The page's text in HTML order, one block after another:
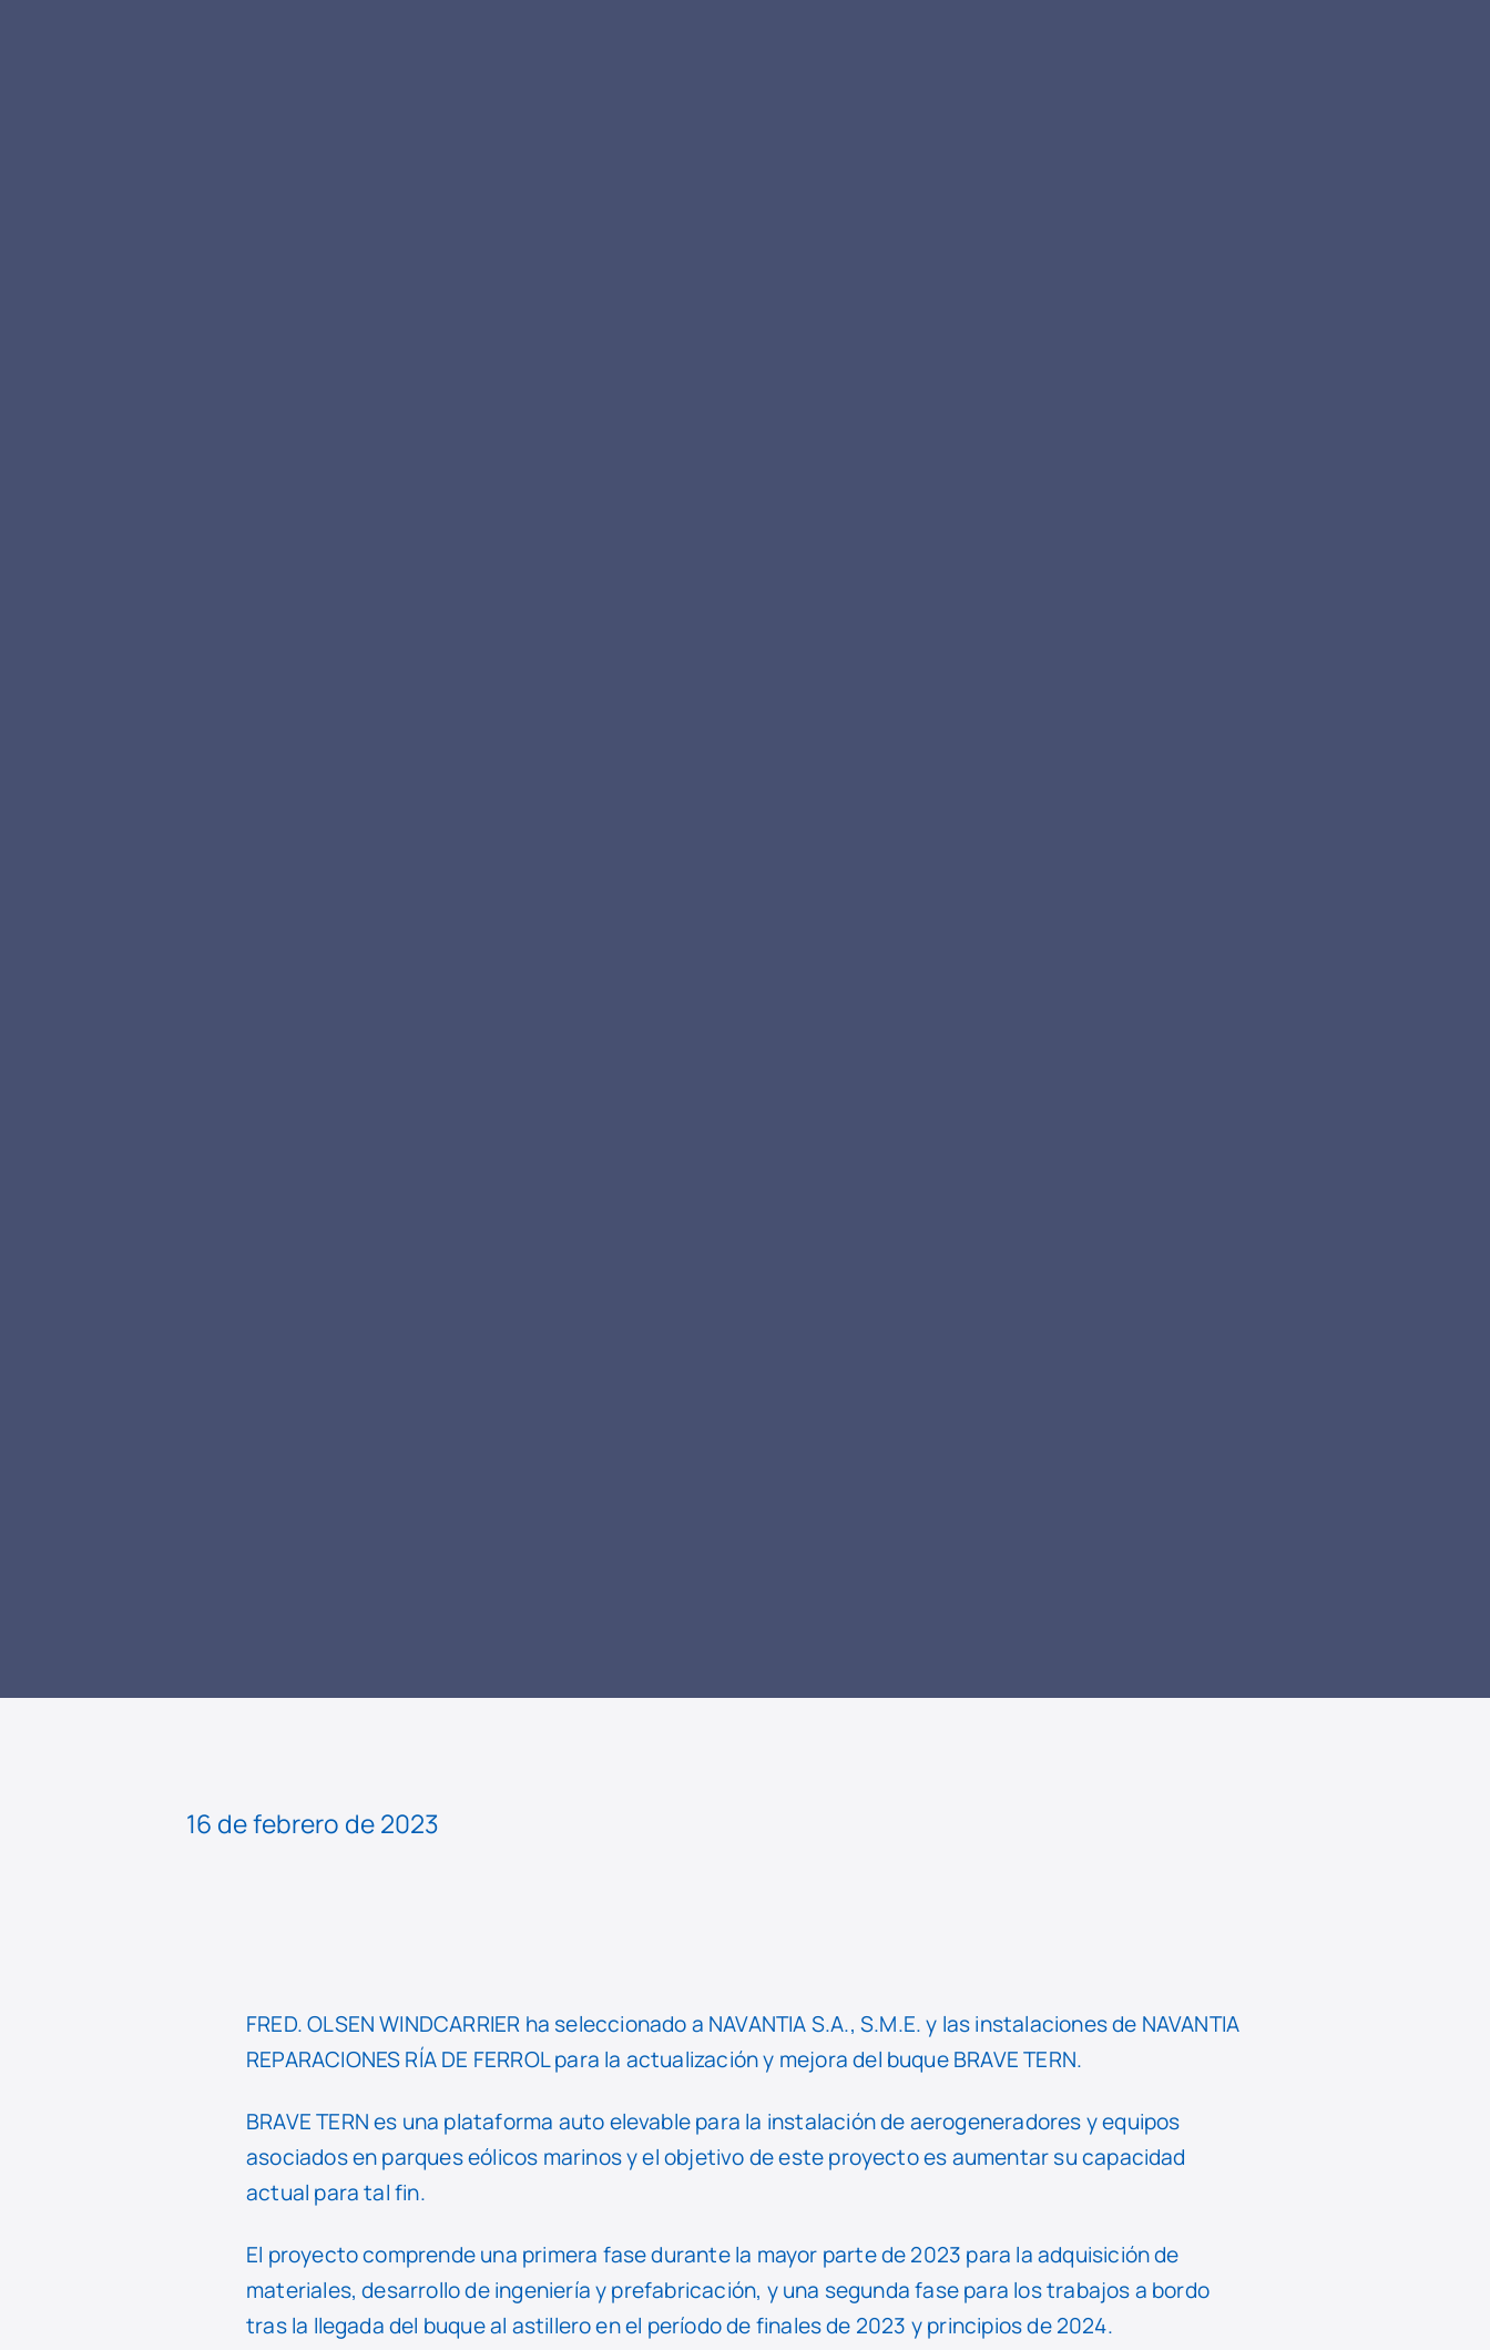
16 de febrero de 2023
FRED. OLSEN WINDCARRIER ha seleccionado a NAVANTIA S.A., S.M.E. y las instalaciones de NAVANTIA
REPARACIONES RÍA DE FERROL para la actualización y mejora del buque BRAVE TERN.
BRAVE TERN es una plataforma auto elevable para la instalación de aerogeneradores y equipos
asociados en parques eólicos marinos y el objetivo de este proyecto es aumentar su capacidad
actual para tal fin.
El proyecto comprende una primera fase durante la mayor parte de 2023 para la adquisición de
materiales, desarrollo de ingeniería y prefabricación, y una segunda fase para los trabajos a bordo
tras la llegada del buque al astillero en el período de finales de 2023 y principios de 2024.